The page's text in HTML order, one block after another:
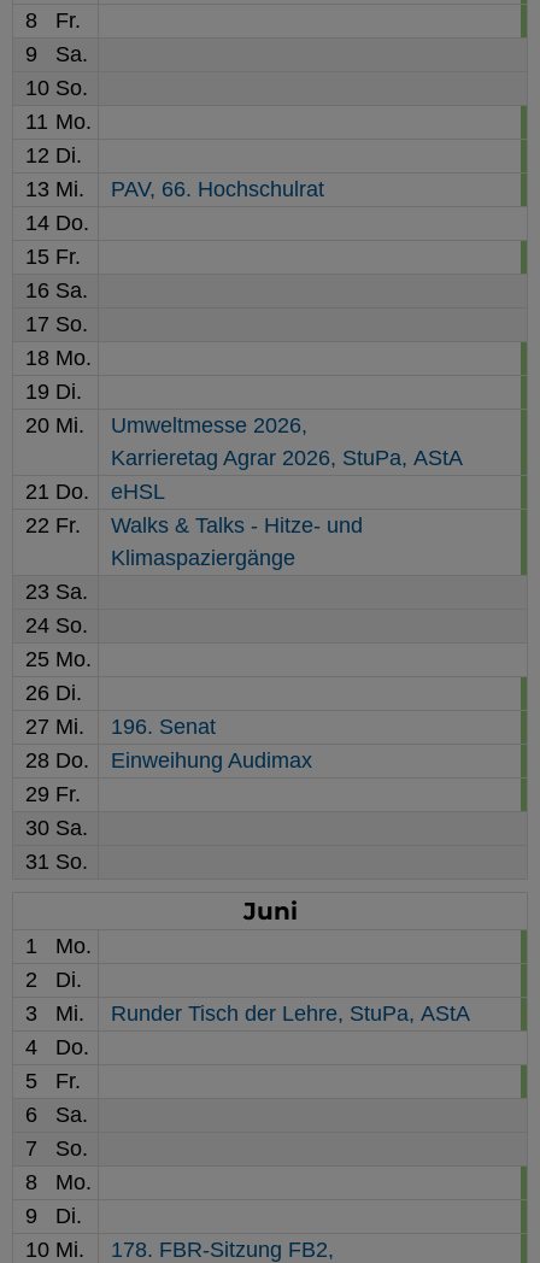
8
Fr.
9
Sa.
10 So.
11 Mo.
12 Di.
13 Mi. PAV, 66. Hochschulrat
14 Do.
15 Fr.
16 Sa.
17 So.
18 Mo.
19 Di.
20 Mi.
Umweltmesse 2026,
Karrieretag Agrar 2026, StuPa, AStA
21 Do.
eHSL
22 Fr.
Walks & Talks - Hitze- und
Klimaspaziergänge
23 Sa.
24 So.
25 Mo.
26 Di.
27 Mi.
196. Senat
28 Do.
Einweihung Audimax
29 Fr.
30 Sa.
31 So.
Juni
1
Mo.
2
Di.
3
Mi. Runder Tisch der Lehre, StuPa, AStA
4
Do.
5
Fr.
6
Sa.
7
So.
8
Mo.
9
Di.
10 Mi.
178. FBR-Sitzung FB2,